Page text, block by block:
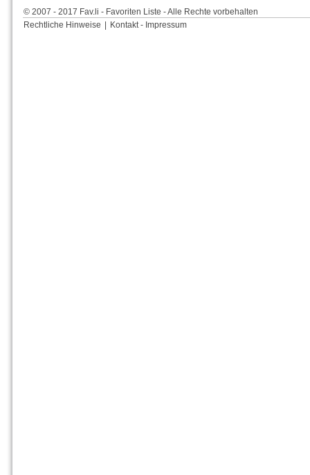
© 2007 - 2017 Fav.li - Favoriten Liste - Alle Rechte vorbehalten
Rechtliche Hinweise
Kontakt - Impressum